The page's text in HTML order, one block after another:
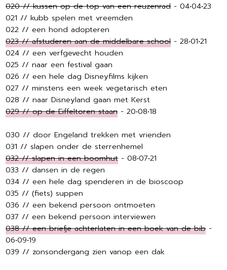
020 // kussen op de top van een reuzenrad- 04•04•23
021 // kubb spelen met vreemden
022 // een hond adopteren
023 // afstuderen aan de middelbare school- 28•01•21
024 // een verfgevecht houden
025 // naar een festival gaan
026 // een hele dag Disneyfilms kijken
027 // minstens een week vegetarisch eten
028 // naar Disneyland gaan met Kerst
029 // op de Eiffeltoren staan- 20•08•18
030 // door Engeland trekken met vrienden
031 // slapen onder de sterrenhemel
032 // slapen in een boomhut- 08•07•21
033 // dansen in de regen
034 // een hele dag spenderen in de bioscoop
035 // (fiets) suppen
036 // een bekend persoon ontmoeten
037 // een bekend persoon interviewen
038 // een briefje achterlaten in een boek van de bib-
06•09•19
039 // zonsondergang zien vanop een dak